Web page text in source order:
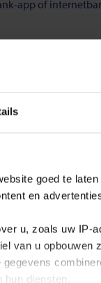
goed te
en
u, zoals uw
van u
diensten.
app of
regelt weten dat
is:
naar het juiste
dan niet meer